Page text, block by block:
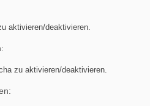
aktivieren/deaktivieren.
zu aktivieren/deaktivieren.